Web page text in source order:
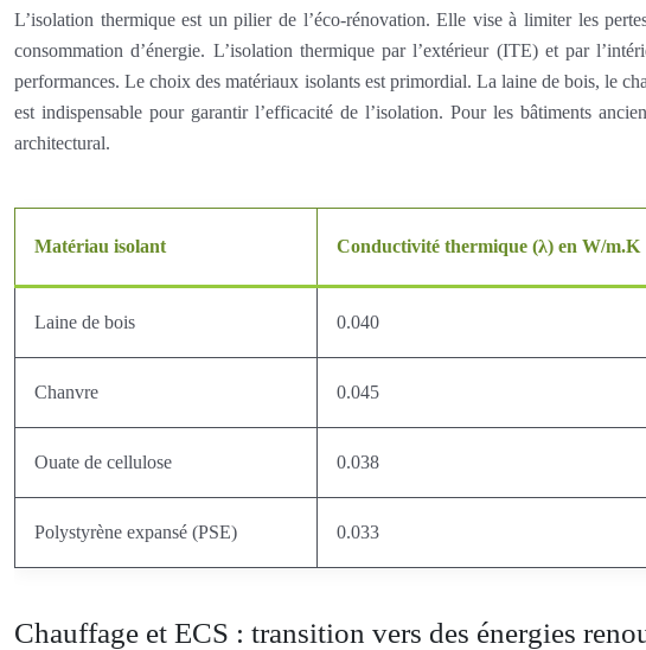
L’isolation thermique est un pilier de l’éco-rénovation. Elle vise à limiter les
consommation d’énergie. L’isolation thermique par l’extérieur (ITE) et par
performances. Le choix des matériaux isolants est primordial. La laine de bois, le
est indispensable pour garantir l’efficacité de l’isolation. Pour les bâtiments
architectural.
Matériau isolant Conductivité thermique (λ) en W/m.K
Laine de bois 0.040
Chanvre 0.045
Ouate de cellulose 0.038
Polystyrène expansé (PSE) 0.033
Chauffage et ECS : transition vers des énergies